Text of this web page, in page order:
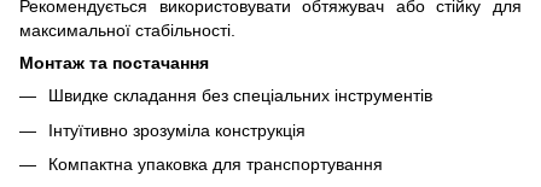
Рекомендується використовувати обтяжувач або стійку для
максимальної стабільності.
Монтаж та постачання
Швидке складання без спеціальних інструментів
Інтуїтивно зрозуміла конструкція
Компактна упаковка для транспортування